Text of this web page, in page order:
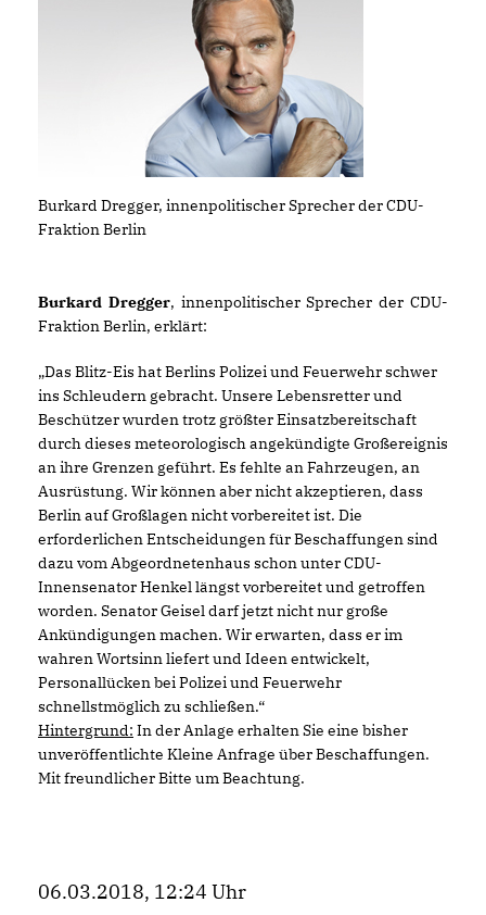
Burkard Dregger, innenpolitischer Sprecher der CDU-
Fraktion Berlin
Burkard Dregger, innenpolitischer Sprecher der CDU-
Fraktion Berlin, erklärt:
Das Blitz-Eis hat Berlins Polizei und Feuerwehr schwer
ins Schleudern gebracht. Unsere Lebensretter und
Beschützer wurden trotz größter Einsatzbereitschaft
durch dieses meteorologisch angekündigte Großereignis
an ihre Grenzen geführt. Es fehlte an Fahrzeugen, an
Ausrüstung. Wir können aber nicht akzeptieren, dass
Berlin auf Großlagen nicht vorbereitet ist. Die
erforderlichen Entscheidungen für Beschaffungen sind
dazu vom Abgeordnetenhaus schon unter CDU-
Innensenator Henkel längst vorbereitet und getroffen
worden. Senator Geisel darf jetzt nicht nur große
Ankündigungen machen. Wir erwarten, dass er im
wahren Wortsinn liefert und Ideen entwickelt,
Personallücken bei Polizei und Feuerwehr
schnellstmöglich zu schließen.“
Hintergrund: In der Anlage erhalten Sie eine bisher
unveröffentlichte Kleine Anfrage über Beschaffungen.
Mit freundlicher Bitte um Beachtung.
06.03.2018, 12:24 Uhr